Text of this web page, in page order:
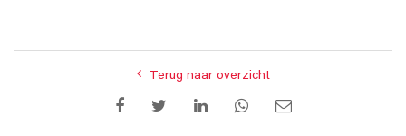
Terug naar overzicht